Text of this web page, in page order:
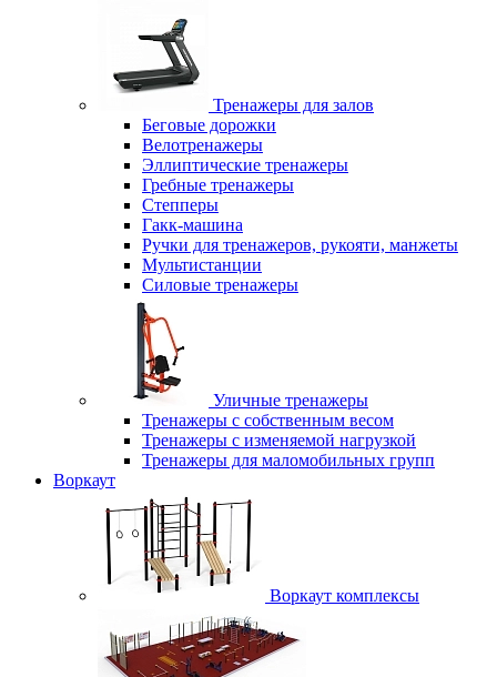
Тренажеры для залов
Беговые дорожки
Велотренажеры
Эллиптические тренажеры
Гребные тренажеры
Степперы
Гакк-машина
Ручки для тренажеров, рукояти, манжеты
Мультистанции
Силовые тренажеры
Уличные тренажеры
Тренажеры с собственным весом
Тренажеры с изменяемой нагрузкой
Тренажеры для маломобильных групп
Воркаут
Воркаут комплексы